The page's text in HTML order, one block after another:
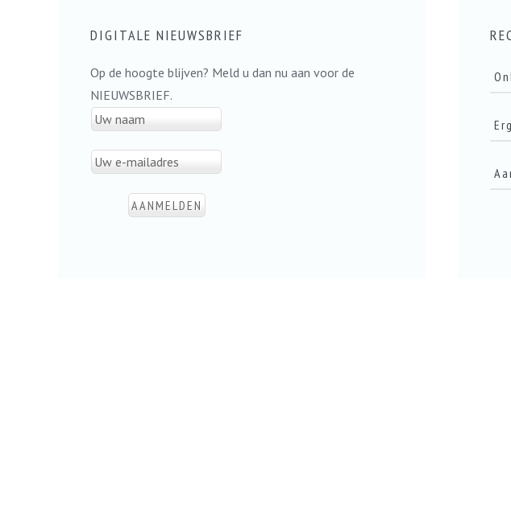
DIGITALE NIEUWSBRIEF
Op de hoogte blijven? Meld u dan nu aan voor de
NIEUWSBRIEF.